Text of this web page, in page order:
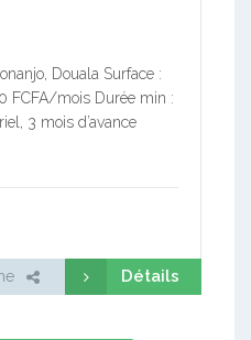
Douala Surface :
FCFA/mois Durée min :
3 mois d’avance
Détails